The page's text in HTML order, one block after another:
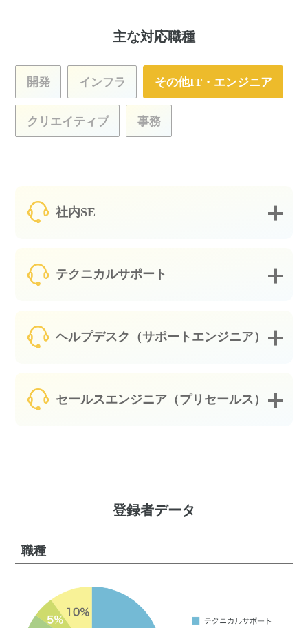
主な対応職種
開発 インフラ その他IT・エンジニア
クリエイティブ 事務
社内SE
テクニカルサポート
ヘルプデスク（サポートエンジニア）
セールスエンジニア（プリセールス）
登録者データ
職種